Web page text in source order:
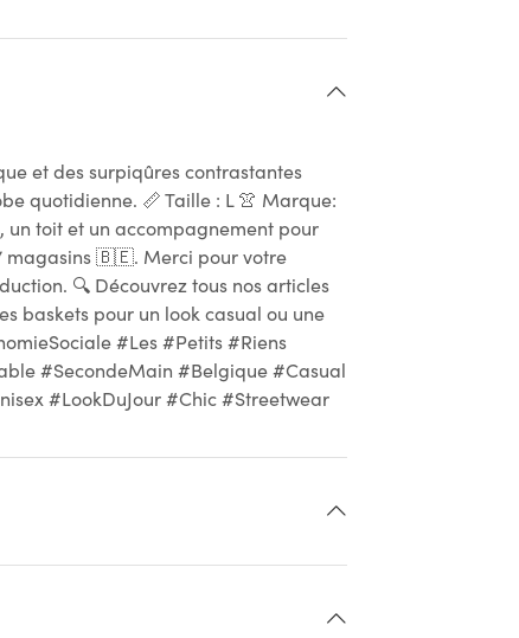
et des surpiqûres contrastantes
quotidienne. 📏 Taille : L 👚 Marque:
un toit et un accompagnement pour
magasins 🇧🇪. Merci pour votre
🔍 Découvrez tous nos articles
baskets pour un look casual ou une
#Les #Petits #Riens
#SecondeMain #Belgique #Casual
#LookDuJour #Chic #Streetwear